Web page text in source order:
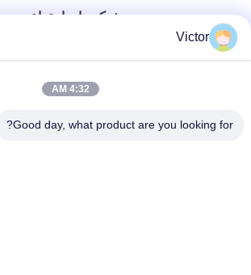
شبکه های اجتماعی
تماس سریع
تلفن
Victor
4:32 AM
Good day, what product are you looking for?